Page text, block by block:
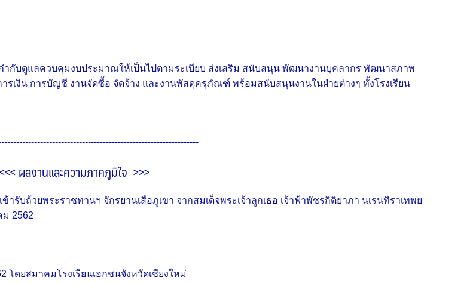
กับดูแลควบคุมงบประมาณให้เป็นไปตามระเบียบ ส่งเสริม สนับสนุน พัฒนางานบุคลากร พัฒนาสภาพ
รเงิน การบัญชี งานจัดซื้อ จัดจ้าง และงานพัสดุครุภัณฑ์ พร้อมสนับสนุนงานในฝ่ายต่างๆ ทั้งโรงเรียน
<<< ผลงานและความภาคภูมิใจ >>>
รับถ้วยพระราชทานฯ จักรยานเสือภูเขา จากสมเด็จพระเจ้าลูกเธอ เจ้าฟ้าพัชรกิติยาภา นเรนทิราเทพย
2562
โดยสมาคมโรงเรียนเอกชนจังหวัดเชียงใหม่